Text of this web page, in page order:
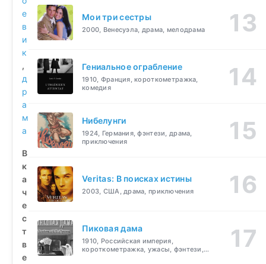
е
в
и
к
,
д
р
а
м
а
В
к
а
ч
е
с
т
в
е
Мои три сестры
2000, Венесуэла, драма, мелодрама
Гениальное ограбление
1910, Франция, короткометражка,
комедия
Нибелунги
1924, Германия, фэнтези, драма,
приключения
Veritas: В поисках истины
2003, США, драма, приключения
Пиковая дама
1910, Российская империя,
короткометражка, ужасы, фэнтези,